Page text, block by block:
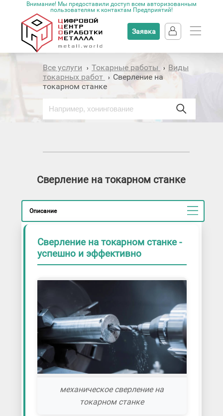
Внимание! Мы предоставили доступ всем авторизованным
пользователям к контактам Предприятий!
Заявка
Все услуги › Токарные работы › Виды
токарных работ
› Сверление на
токарном станке
Сверление на токарном станке
Описание
Сверление на токарном станке -
успешно и эффективно
механическое сверление на
токарном станке